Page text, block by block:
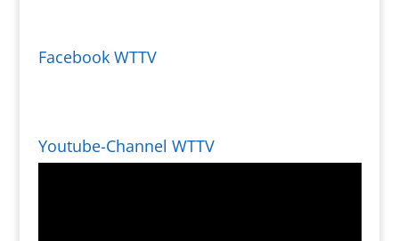
Facebook WTTV
Youtube-Channel WTTV